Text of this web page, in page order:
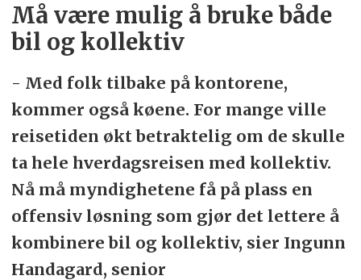
Må være mulig å bruke både
bil og kollektiv
- Med folk tilbake på kontorene,
kommer også køene. For mange ville
reisetiden økt betraktelig om de skulle
ta hele hverdagsreisen med kollektiv.
Nå må myndighetene få på plass en
offensiv løsning som gjør det lettere å
kombinere bil og kollektiv, sier Ingunn
Handagard, senior